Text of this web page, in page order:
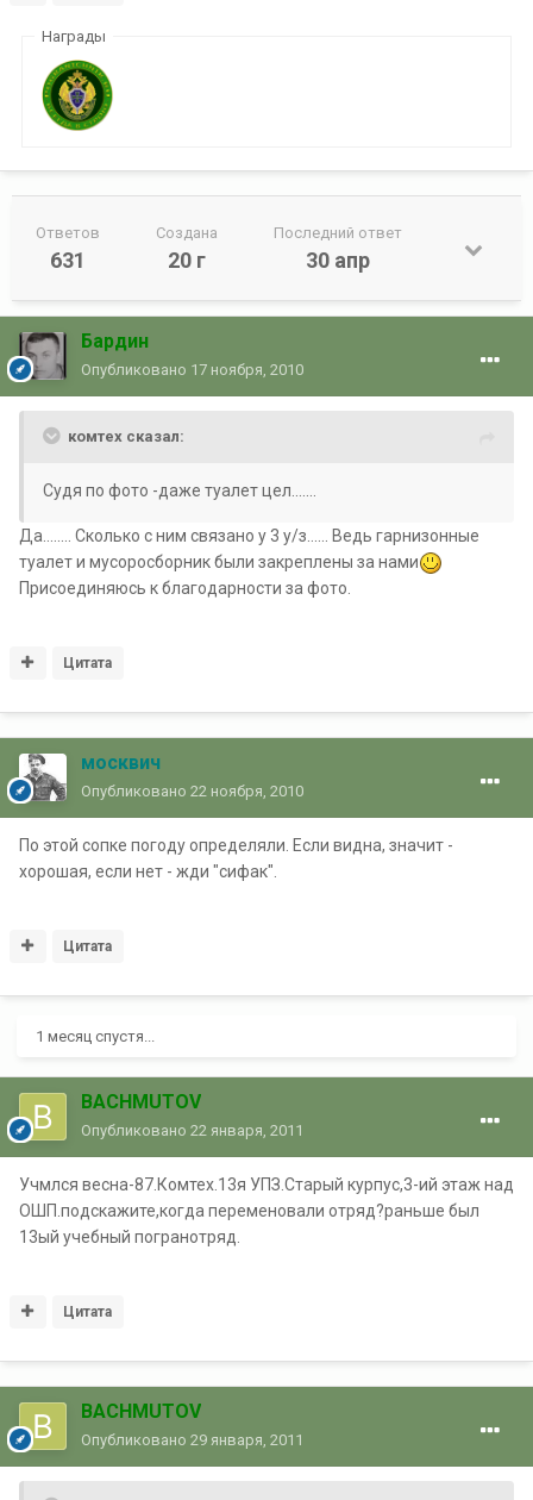
Награды
Ответов
631
Создана
20 г
Последний ответ
30 апр
Бардин
Опубликовано 17 ноября, 2010
комтех сказал:
Судя по фото -даже туалет цел.......
Да........ Сколько с ним связано у 3 у/з...... Ведь гарнизонные
туалет и мусоросборник были закреплены за нами
Присоединяюсь к благодарности за фото.
Цитата
москвич
Опубликовано 22 ноября, 2010
По этой сопке погоду определяли. Если видна, значит -
хорошая, если нет - жди "сифак".
Цитата
1 месяц спустя...
BACHMUTOV
Опубликовано 22 января, 2011
Учмлся весна-87.Комтех.13я УПЗ.Старый курпус,3-ий этаж над
ОШП.подскажите,когда переменовали отряд?раньше был
13ый учебный погранотряд.
Цитата
BACHMUTOV
Опубликовано 29 января, 2011